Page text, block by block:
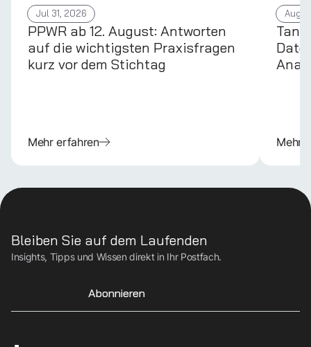
Jul 31, 2026
PPWR ab 12. August: Antworten
auf die wichtigsten Praxisfragen
kurz vor dem Stichtag
Mehr erfahren
Aug
Mehr
Bleiben Sie auf dem Laufenden
Insights, Tipps und Wissen direkt in Ihr Postfach.
Abonnieren